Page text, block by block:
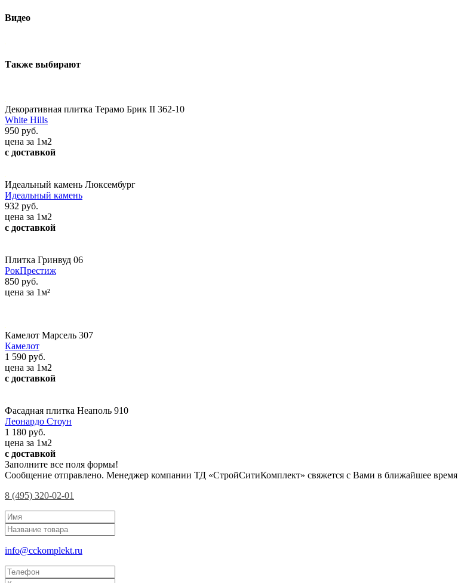
Видео
Также выбирают
Декоративная плитка Терамо Брик II 362-10
White Hills
950 руб.
цена за 1м2
с доставкой
Идеальный камень Люксембург
Идеальный камень
932 руб.
цена за 1м2
с доставкой
Плитка Гринвуд 06
РокПрестиж
850 руб.
цена за 1м²
Камелот Марсель 307
Камелот
1 590 руб.
цена за 1м2
с доставкой
Фасадная плитка Неаполь 910
Леонардо Стоун
1 180 руб.
цена за 1м2
с доставкой
Заполните все поля формы!
Сообщение отправлено. Менеджер компании ТД «СтройСитиКомплект» свяжется с Вами в ближайшее время
8 (495) 320-02-01
info@cckomplekt.ru